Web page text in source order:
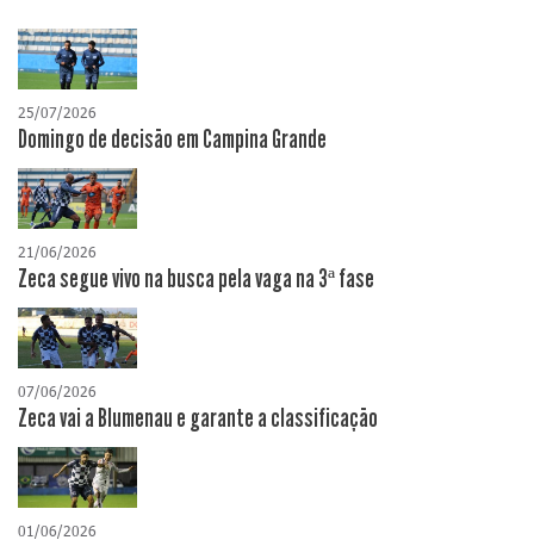
25/07/2026
Domingo de decisão em Campina Grande
21/06/2026
Zeca segue vivo na busca pela vaga na 3ª fase
07/06/2026
Zeca vai a Blumenau e garante a classificação
01/06/2026